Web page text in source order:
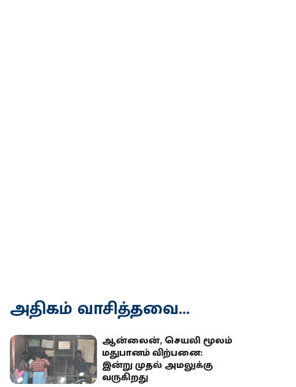
அதிகம் வாசித்தவை...
ஆன்லைன், செயலி மூலம்
மதுபானம் விற்பனை:
இன்று முதல் அமலுக்கு
வருகிறது